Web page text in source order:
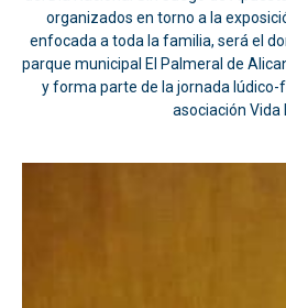
organizados en torno a la
enfocada a toda la familia, será el
parque municipal El Palmeral de
y forma parte de la jornada
asociación Vida